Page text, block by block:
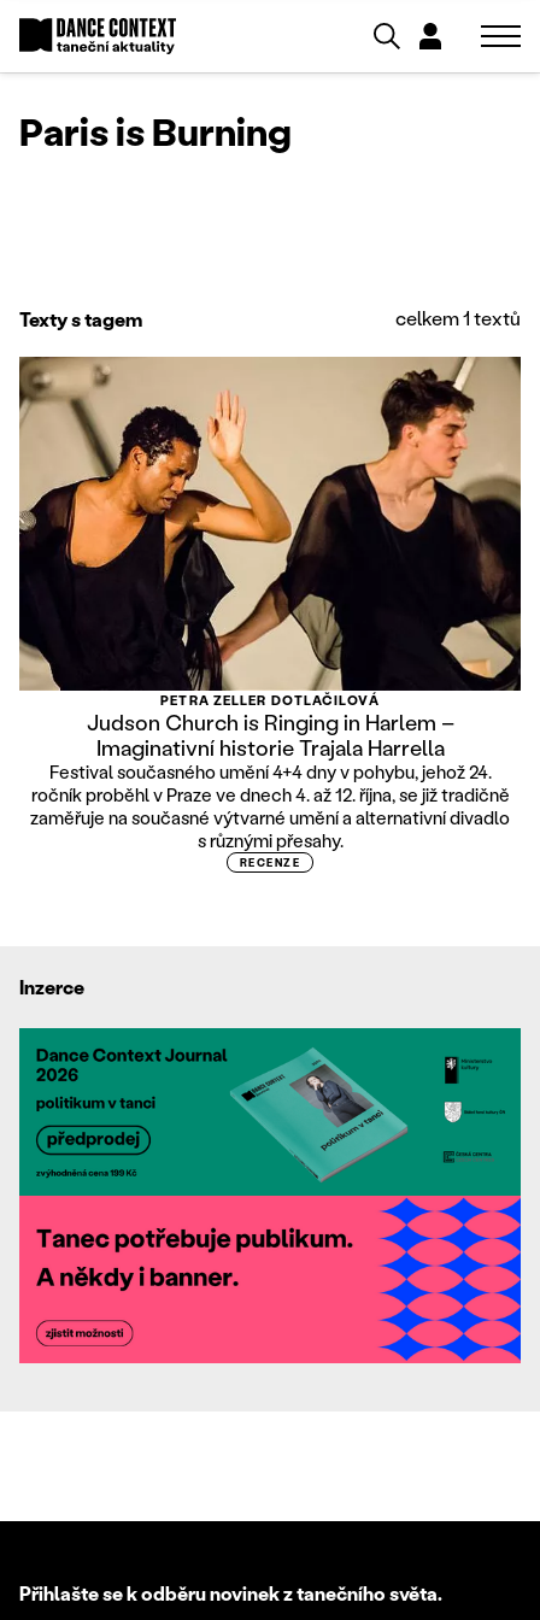
Paris is Burning
Texty s tagem celkem 1 textů
PETRA ZELLER DOTLAČILOVÁ
Judson Church is Ringing in Harlem –
Imaginativní historie Trajala Harrella
Festival současného umění 4+4 dny v pohybu, jehož 24.
ročník proběhl v Praze ve dnech 4. až 12. října, se již tradičně
zaměřuje na současné výtvarné umění a alternativní divadlo
s různými přesahy.
RECENZE
Inzerce
Přihlašte se k odběru novinek z tanečního světa.